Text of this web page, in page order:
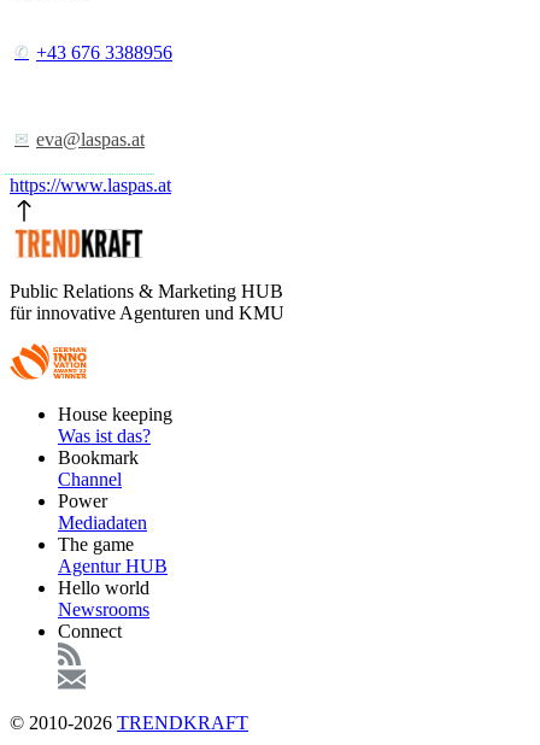
+43 676 3388956
eva@laspas.at
https://www.laspas.at
Public Relations & Marketing HUB
für innovative Agenturen und KMU
FooterHouse keeping
Was ist das?
Bookmark
Channel
Power
Mediadaten
The game
Agentur HUB
Hello world
Newsrooms
Connect
© 2010-2026 TRENDKRAFT